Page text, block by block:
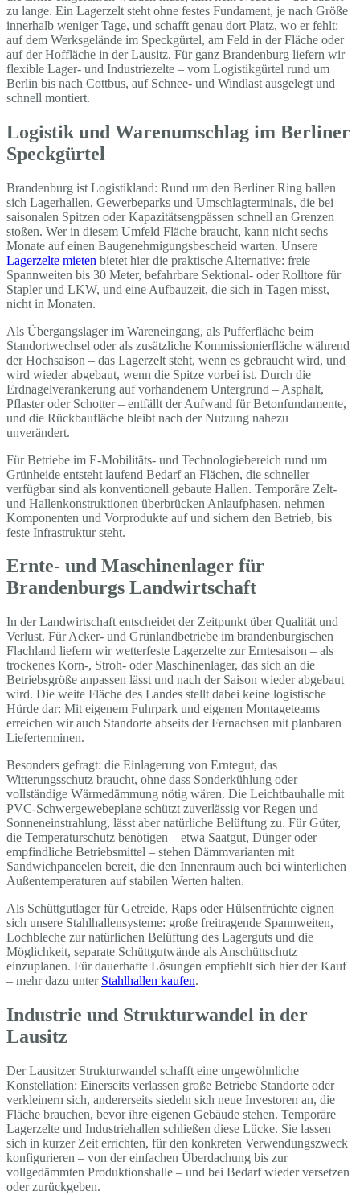
zu lange. Ein Lagerzelt steht ohne festes Fundament, je nach Größe
innerhalb weniger Tage, und schafft genau dort Platz, wo er fehlt:
auf dem Werksgelände im Speckgürtel, am Feld in der Fläche oder
auf der Hoffläche in der Lausitz. Für ganz Brandenburg liefern wir
flexible Lager- und Industriezelte – vom Logistikgürtel rund um
Berlin bis nach Cottbus, auf Schnee- und Windlast ausgelegt und
schnell montiert.
Logistik und Warenumschlag im Berliner
Speckgürtel
Brandenburg ist Logistikland: Rund um den Berliner Ring ballen
sich Lagerhallen, Gewerbeparks und Umschlagterminals, die bei
saisonalen Spitzen oder Kapazitätsengpässen schnell an Grenzen
stoßen. Wer in diesem Umfeld Fläche braucht, kann nicht sechs
Monate auf einen Baugenehmigungsbescheid warten. Unsere
Lagerzelte mieten bietet hier die praktische Alternative: freie
Spannweiten bis 30 Meter, befahrbare Sektional- oder Rolltore für
Stapler und LKW, und eine Aufbauzeit, die sich in Tagen misst,
nicht in Monaten.
Als Übergangslager im Wareneingang, als Pufferfläche beim
Standortwechsel oder als zusätzliche Kommissionierfläche während
der Hochsaison – das Lagerzelt steht, wenn es gebraucht wird, und
wird wieder abgebaut, wenn die Spitze vorbei ist. Durch die
Erdnagelverankerung auf vorhandenem Untergrund – Asphalt,
Pflaster oder Schotter – entfällt der Aufwand für Betonfundamente,
und die Rückbaufläche bleibt nach der Nutzung nahezu
unverändert.
Für Betriebe im E-Mobilitäts- und Technologiebereich rund um
Grünheide entsteht laufend Bedarf an Flächen, die schneller
verfügbar sind als konventionell gebaute Hallen. Temporäre Zelt-
und Hallenkonstruktionen überbrücken Anlaufphasen, nehmen
Komponenten und Vorprodukte auf und sichern den Betrieb, bis
feste Infrastruktur steht.
Ernte- und Maschinenlager für
Brandenburgs Landwirtschaft
In der Landwirtschaft entscheidet der Zeitpunkt über Qualität und
Verlust. Für Acker- und Grünlandbetriebe im brandenburgischen
Flachland liefern wir wetterfeste Lagerzelte zur Erntesaison – als
trockenes Korn-, Stroh- oder Maschinenlager, das sich an die
Betriebsgröße anpassen lässt und nach der Saison wieder abgebaut
wird. Die weite Fläche des Landes stellt dabei keine logistische
Hürde dar: Mit eigenem Fuhrpark und eigenen Montageteams
erreichen wir auch Standorte abseits der Fernachsen mit planbaren
Lieferterminen.
Besonders gefragt: die Einlagerung von Erntegut, das
Witterungsschutz braucht, ohne dass Sonderkühlung oder
vollständige Wärmedämmung nötig wären. Die Leichtbauhalle mit
PVC-Schwergewebeplane schützt zuverlässig vor Regen und
Sonneneinstrahlung, lässt aber natürliche Belüftung zu. Für Güter,
die Temperaturschutz benötigen – etwa Saatgut, Dünger oder
empfindliche Betriebsmittel – stehen Dämmvarianten mit
Sandwichpaneelen bereit, die den Innenraum auch bei winterlichen
Außentemperaturen auf stabilen Werten halten.
Als Schüttgutlager für Getreide, Raps oder Hülsenfrüchte eignen
sich unsere Stahlhallensysteme: große freitragende Spannweiten,
Lochbleche zur natürlichen Belüftung des Lagerguts und die
Möglichkeit, separate Schüttgutwände als Anschüttschutz
einzuplanen. Für dauerhafte Lösungen empfiehlt sich hier der Kauf
– mehr dazu unter Stahlhallen kaufen.
Industrie und Strukturwandel in der
Lausitz
Der Lausitzer Strukturwandel schafft eine ungewöhnliche
Konstellation: Einerseits verlassen große Betriebe Standorte oder
verkleinern sich, andererseits siedeln sich neue Investoren an, die
Fläche brauchen, bevor ihre eigenen Gebäude stehen. Temporäre
Lagerzelte und Industriehallen schließen diese Lücke. Sie lassen
sich in kurzer Zeit errichten, für den konkreten Verwendungszweck
konfigurieren – von der einfachen Überdachung bis zur
vollgedämmten Produktionshalle – und bei Bedarf wieder versetzen
oder zurückgeben.